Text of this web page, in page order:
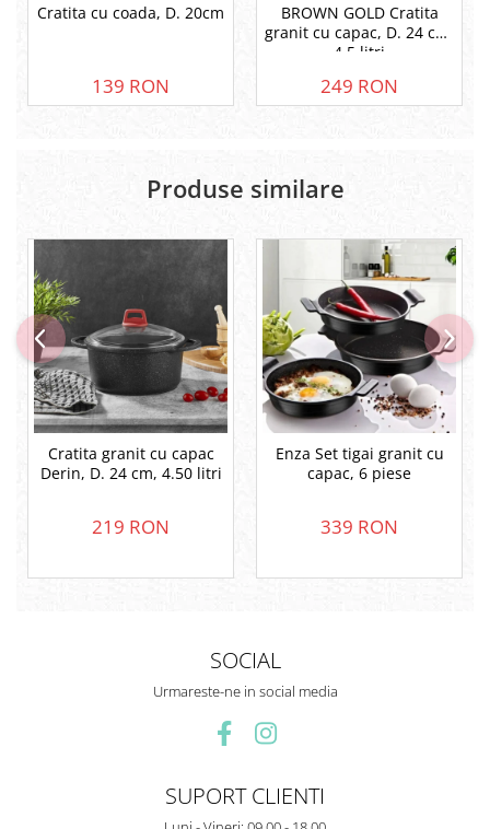
Cratita cu coada, D. 20cm
139 RON
BROWN GOLD Cratita
granit cu capac, D. 24 cm,
4.5 litri
249 RON
Produse similare
Cratita granit cu capac
Derin, D. 24 cm, 4.50 litri
219 RON
Enza Set tigai granit cu
capac, 6 piese
339 RON
SOCIAL
Urmareste-ne in social media
SUPORT CLIENTI